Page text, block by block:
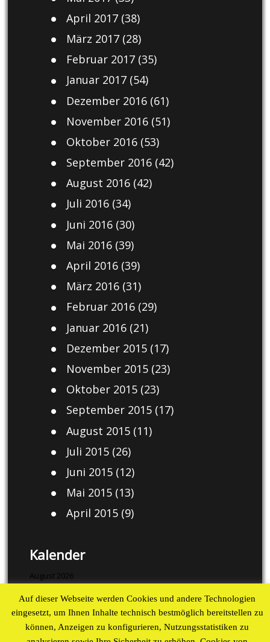
April 2017(38)
März 2017(28)
Februar 2017(35)
Januar 2017(54)
Dezember 2016(61)
November 2016(51)
Oktober 2016(53)
September 2016(42)
August 2016(42)
Juli 2016(34)
Juni 2016(30)
Mai 2016(39)
April 2016(39)
März 2016(31)
Februar 2016(29)
Januar 2016(21)
Dezember 2015(17)
November 2015(23)
Oktober 2015(23)
September 2015(17)
August 2015(11)
Juli 2015(26)
Juni 2015(12)
Mai 2015(13)
April 2015(9)
Kalender
August 2026
M D M D F S
S
1
2
3
4 5 6 7 8 9
Auf dieser Webseite werden Cookies und andere Technologien
eingesetzt, um Ihnen Inhalte technisch bestmöglich bereitstellen zu
können, Anzeigen zu konfigurieren, Nutzungsstatistiken zu